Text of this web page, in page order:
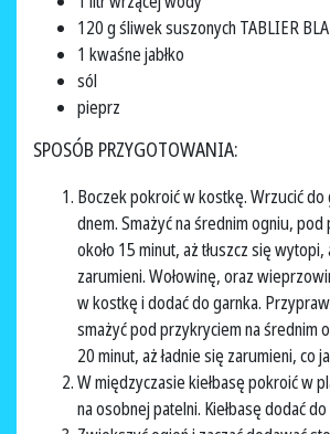
120 g śliwek suszonych TABLIER
1 kwaśne jabłko
sól
pieprz
SPOSÓB PRZYGOTOWANIA:
Boczek pokroić w kostkę. Wrzucić
dnem. Smażyć na średnim ogniu,
około 15 minut, aż tłuszcz się wytopi,
zarumieni. Wołowinę, oraz
w kostkę i dodać do garnka.
smażyć pod przykryciem na średnim
20 minut, aż ładnie się zarumieni, co
W międzyczasie kiełbasę pokroić w
na osobnej patelni. Kiełbasę dodać